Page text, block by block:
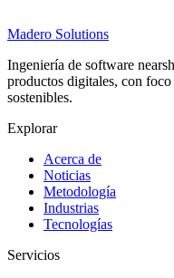
Madero Solutions
Ingeniería de software
productos digitales, con
sostenibles.
Explorar
Acerca de
Noticias
Metodología
Industrias
Tecnologías
Servicios